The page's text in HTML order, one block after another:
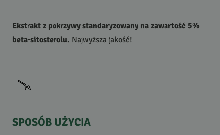
Ekstrakt z pokrzywy standaryzowany na zawartość 5%
beta-sitosterolu. Najwyższa jakość!
SPOSÓB UŻYCIA